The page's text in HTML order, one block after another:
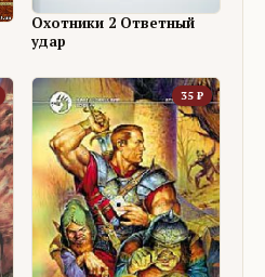
Охотники 2 Ответный
удар
35 ₽